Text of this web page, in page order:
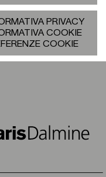
PRIVACY
COOKIE
COOKIE